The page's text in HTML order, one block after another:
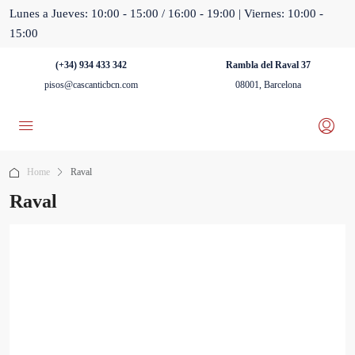
Lunes a Jueves: 10:00 - 15:00 / 16:00 - 19:00 | Viernes: 10:00 -
15:00
(+34) 934 433 342
pisos@cascanticbcn.com
Rambla del Raval 37
08001, Barcelona
Home Raval
Raval